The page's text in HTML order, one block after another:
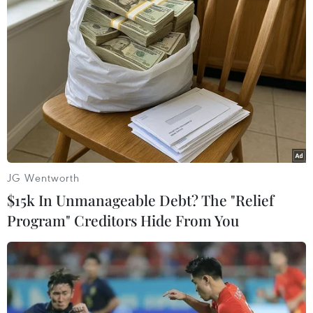
Để phòng dịch COVID-19, bên cạnh việc thực hiện các
biện pháp an toàn tại các cửa hàng, nhiều doanh
nghiệp đã đẩy mạnh hoạt động bán hàng online,
khuyến khích khách hàng đặt mua trực tuyến.
JG Wentworth
$15k In Unmanageable Debt? The "Relief
Program" Creditors Hide From You